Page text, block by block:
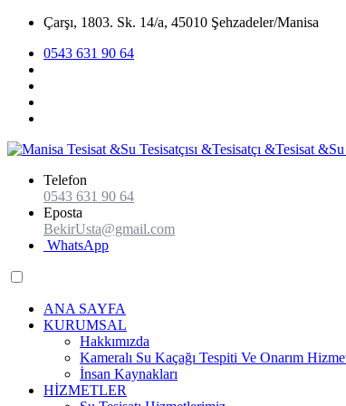
Çarşı, 1803. Sk. 14/a, 45010 Şehzadeler/Manisa
0543 631 90 64
Telefon
0543 631 90 64
Eposta
BekirUsta@gmail.com
WhatsApp
ANA SAYFA
KURUMSAL
Hakkımızda
Kameralı Su Kaçağı Tespiti Ve Onarım
İnsan Kaynakları
HİZMETLER